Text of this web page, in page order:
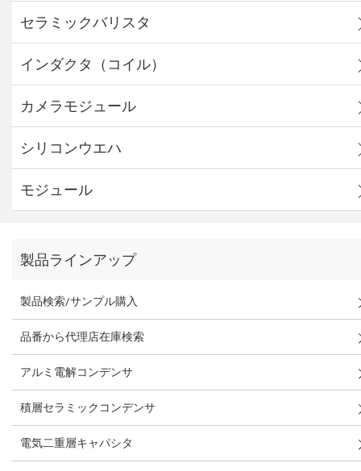
セラミックバリスタ
インダクタ（コイル）
カメラモジュール
シリコンウエハ
モジュール
製品ラインアップ
製品検索/サンプル購入
品番から代理店在庫検索
アルミ電解コンデンサ
積層セラミックコンデンサ
電気二重層キャパシタ